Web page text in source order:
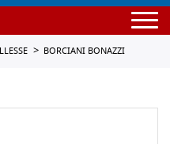
BORCIANI BONAZZI